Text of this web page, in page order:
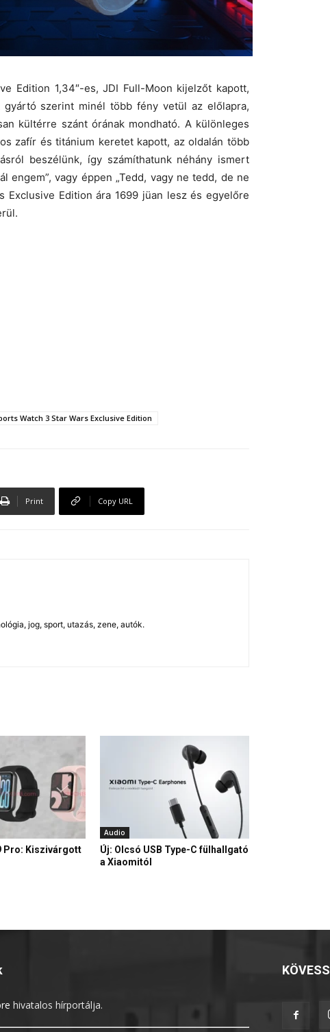
Edition 1,34″-es, JDI Full-Moon kijelzőt kapott,
szerint minél több fény vetül az előlapra,
kültérre szánt órának mondható. A különleges
zafír és titánium keretet kapott, az oldalán több
beszélünk, így számíthatunk néhány ismert
engem”, vagy éppen „Tedd, vagy ne tedd, de ne
Exclusive Edition ára 1699 jüan lesz és egyelőre
Watch 3 Star Wars Exclusive Edition
Print Copy URL
jog, sport, utazás, zene, autók.
Pro: Kiszivárgott
Audio
Új: Olcsó USB Type-C fülhallgató
a Xiaomitól
hivatalos hírportálja.